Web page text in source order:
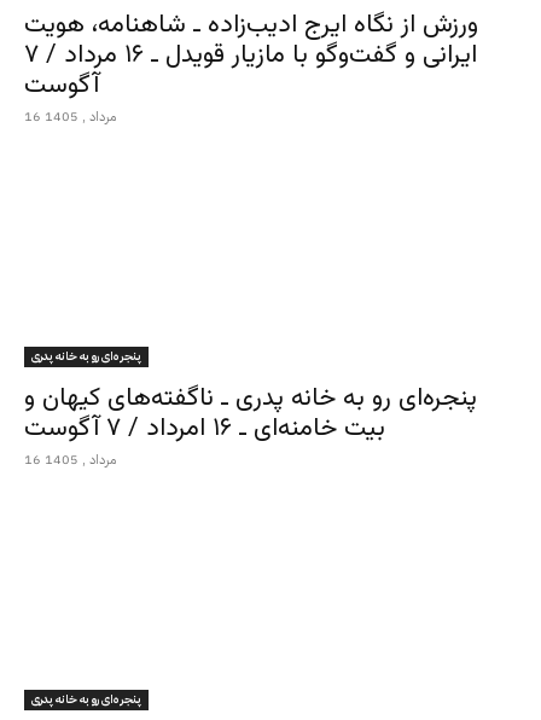
ورزش از نگاه ایرج ادیب‌زاده ـ شاهنامه، هویت
ایرانی و گفت‌وگو با مازیار قویدل ـ ۱۶ مرداد / ۷
آگوست
16 مرداد , 1405
پنجره‌ای رو به خانه پدری
پنجره‌ای رو به خانه پدری ـ ناگفته‌های کیهان و
بیت خامنه‌ای ـ ۱۶ امرداد / ۷ آگوست
16 مرداد , 1405
پنجره‌ای رو به خانه پدری